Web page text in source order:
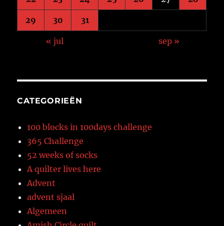
29 30 31
« jul sep »
CATEGORIEËN
100 blocks in 100days challenge
365 Challenge
52 weeks of socks
A quilter lives here
Advent
advent sjaal
Algemeen